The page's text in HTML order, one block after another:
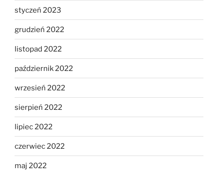
styczeń 2023
grudzień 2022
listopad 2022
październik 2022
wrzesień 2022
sierpień 2022
lipiec 2022
czerwiec 2022
maj 2022